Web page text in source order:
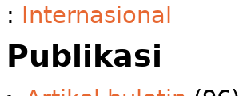
: Internasional
Publikasi